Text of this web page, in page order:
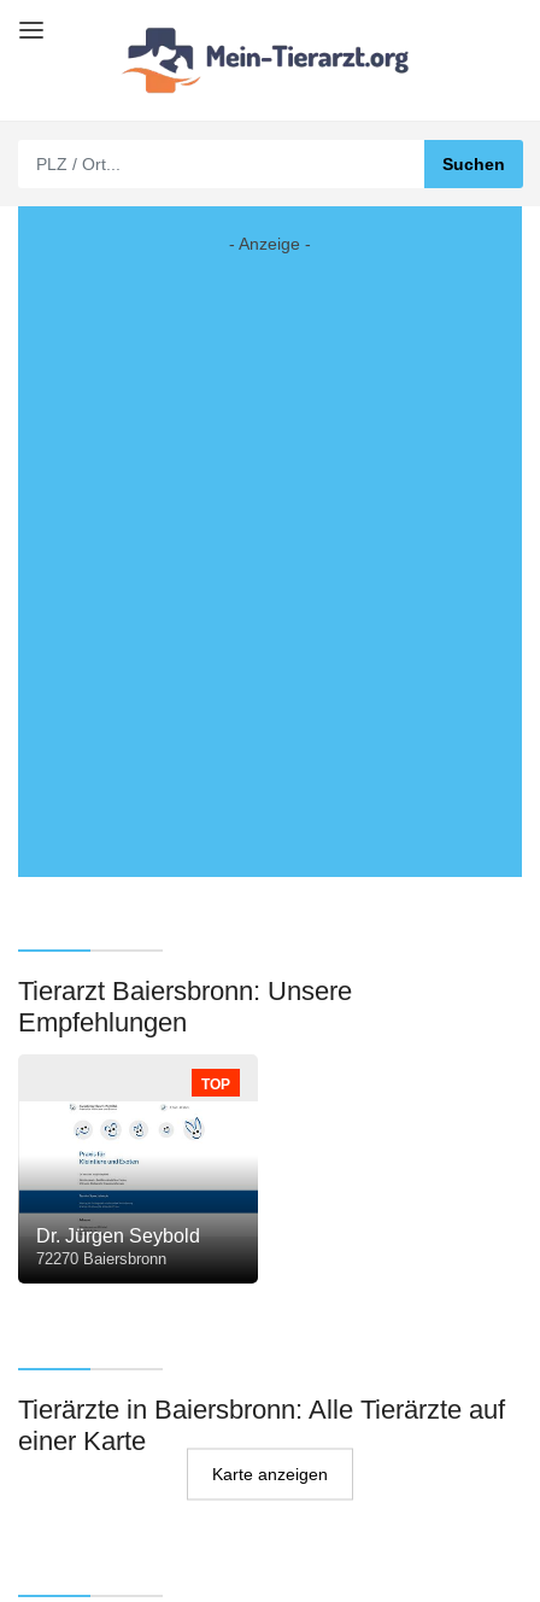
- Anzeige -
Tierarzt Baiersbronn: Unsere
Empfehlungen
TOP
Dr. Jürgen Seybold
72270 Baiersbronn
Tierärzte in Baiersbronn: Alle Tierärzte auf
einer Karte
Karte anzeigen